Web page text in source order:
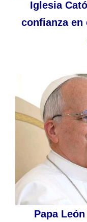
Iglesia
confianza en
Papa